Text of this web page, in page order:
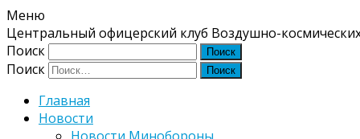
Меню
Центральный офицерский клуб Воздушно-
Поиск
Поиск
Главная
Новости